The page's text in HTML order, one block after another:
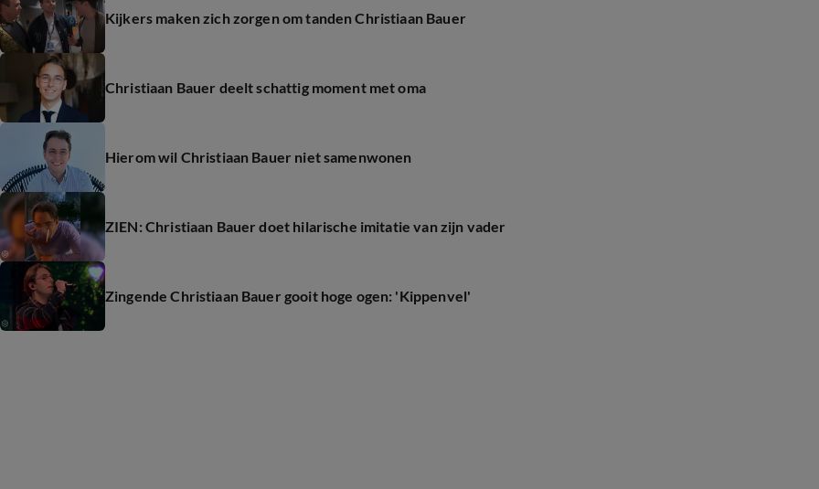
Kijkers maken zich zorgen om tanden Christiaan Bauer
Christiaan Bauer deelt schattig moment met oma
Hierom wil Christiaan Bauer niet samenwonen
ZIEN: Christiaan Bauer doet hilarische imitatie van zijn vader
Zingende Christiaan Bauer gooit hoge ogen: 'Kippenvel'